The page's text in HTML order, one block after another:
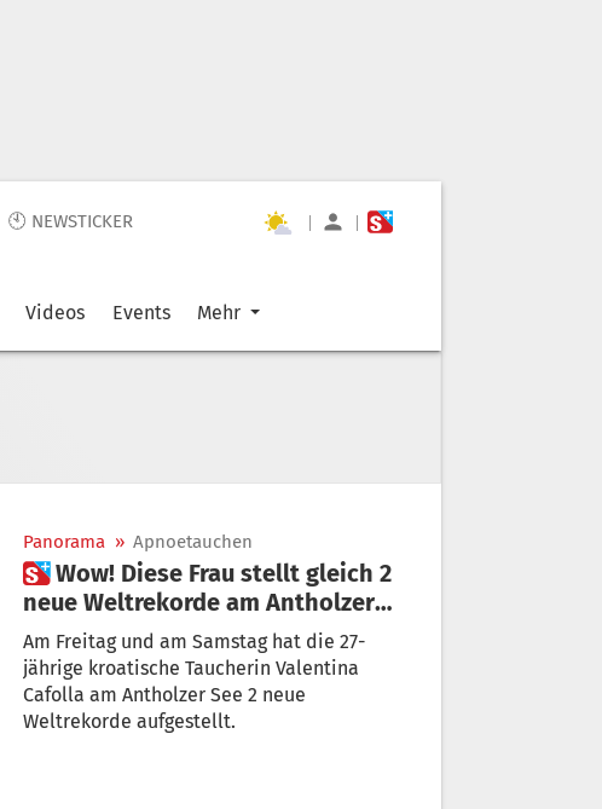
🕙 NEWSTICKER | |
Videos Events Mehr
Panorama » Apnoetauchen
 Wow! Diese Frau stellt gleich 2
neue Weltrekorde am Antholzer
See auf
Am Freitag und am Samstag hat die 27-
jährige kroatische Taucherin Valentina
Cafolla am Antholzer See 2 neue
Weltrekorde aufgestellt.